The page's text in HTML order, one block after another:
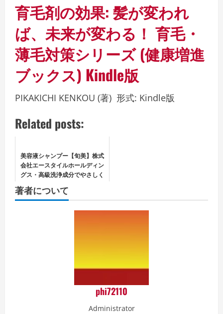
育毛剤の効果: 髪が変われ
ば、未来が変わる！ 育毛・
薄毛対策シリーズ (健康増進
ブックス) Kindle版
PIKAKICHI KENKOU (著) 形式: Kindle版
Related posts:
美容液シャンプー【旬美】株式
会社エースタイルホールディン
グス・高級洗浄成分でやさしく
く】
著者について
phi72110
Administrator